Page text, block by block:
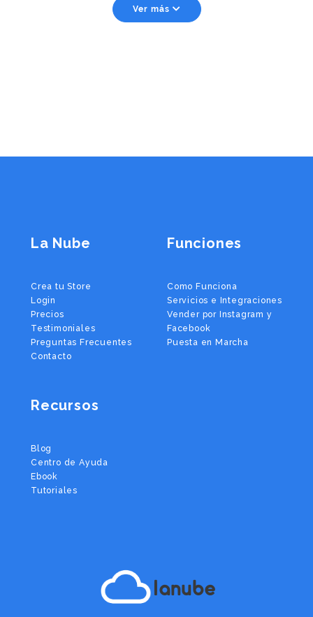
Ver más
lanube
La Nube
Crea tu Store
Login
Precios
Testimoniales
Preguntas Frecuentes
Contacto
Funciones
Como Funciona
Servicios e Integraciones
Vender por Instagram y
Facebook
Puesta en Marcha
Recursos
Blog
Centro de Ayuda
Ebook
Tutoriales